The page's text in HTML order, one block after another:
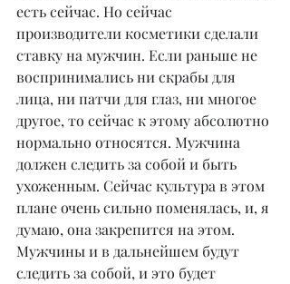
есть сейчас. Но сейчас
производители косметики сделали
ставку на мужчин. Если раньше не
воспринимались ни скрабы для
лица, ни патчи для глаз, ни многое
другое, то сейчас к этому абсолютно
нормально относятся. Мужчина
должен следить за собой и быть
ухоженным. Сейчас культура в этом
плане очень сильно поменялась, и, я
думаю, она закрепится на этом.
Мужчины и в дальнейшем будут
следить за собой, и это будет